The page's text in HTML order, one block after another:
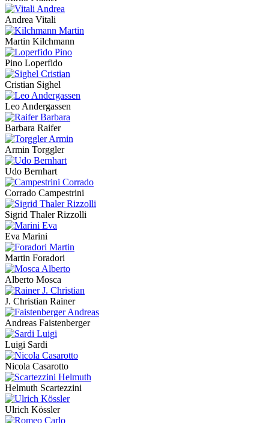
Andrea Vitali
Martin Kilchmann
Pino Loperfido
Cristian Sighel
Leo Andergassen
Barbara Raifer
Armin Torggler
Udo Bernhart
Corrado Campestrini
Sigrid Thaler Rizzolli
Eva Marini
Martin Foradori
Alberto Mosca
J. Christian Rainer
Andreas Faistenberger
Luigi Sardi
Nicola Casarotto
Helmuth Scartezzini
Ulrich Kössler